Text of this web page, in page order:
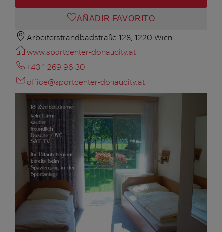
AÑADIR FAVORITO
Arbeiterstrandbadstraße 128, 1220 Wien
www.sportcenter-donaucity.at
+43 1 269 96 30
office@sportcenter-donaucity.at